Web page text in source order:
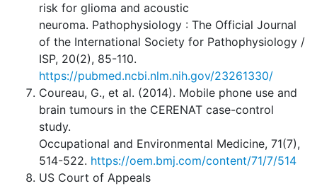
risk for glioma and acoustic
neuroma. Pathophysiology : The Official Journal
of the International Society for Pathophysiology /
ISP, 20(2), 85-110.
https://pubmed.ncbi.nlm.nih.gov/23261330/
Coureau, G., et al. (2014). Mobile phone use and
brain tumours in the CERENAT case-control
study.
Occupational and Environmental Medicine, 71(7),
514-522. https://oem.bmj.com/content/71/7/514
US Court of Appeals